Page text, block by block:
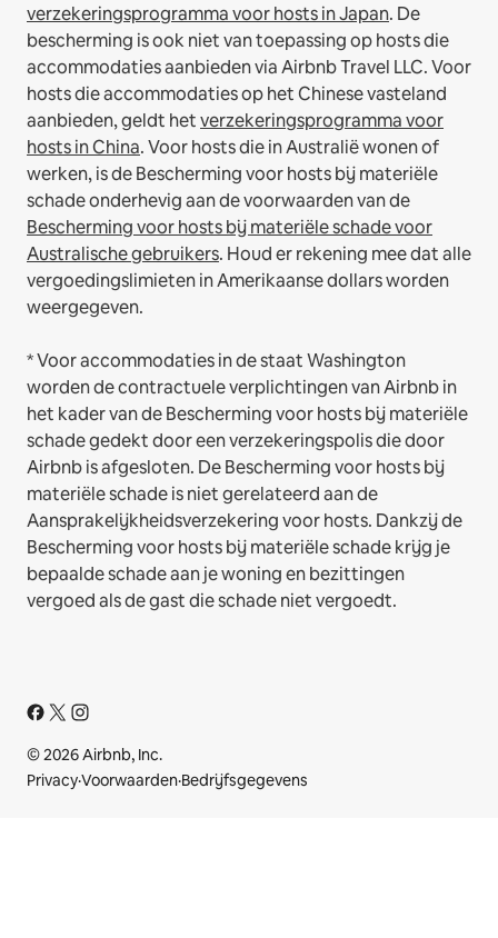
verzekeringsprogramma voor hosts in Japan. De
bescherming is ook niet van toepassing op hosts die
accommodaties aanbieden via Airbnb Travel LLC.Voor
hosts die accommodaties op het Chinese vasteland
aanbieden, geldt hetverzekeringsprogramma voor
hosts in China.Voor hosts die in Australië wonen of
werken, is de Bescherming voor hosts bij materiële
schade onderhevig aan de voorwaarden van de
Bescherming voor hosts bij materiële schade voor
Australische gebruikers. Houd er rekening mee dat alle
vergoedingslimieten in Amerikaanse dollars worden
weergegeven.
* Voor accommodaties in de staat Washington
worden de contractuele verplichtingen van Airbnb in
het kader van de Bescherming voor hosts bij materiële
schade gedekt door een verzekeringspolis die door
Airbnb is afgesloten. De Bescherming voor hosts bij
materiële schade is niet gerelateerd aan de
Aansprakelijkheidsverzekering voor hosts. Dankzij de
Bescherming voor hosts bij materiële schade krijg je
bepaalde schade aan je woning en bezittingen
vergoed als de gast die schade niet vergoedt.
© 2026 Airbnb, Inc.
Privacy·Voorwaarden·Bedrijfsgegevens